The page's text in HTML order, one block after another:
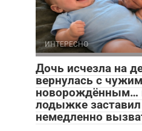
ИНТЕРЕСНО
Дочь исчезла на
вернулась с чужим
новорождённым…
лодыжке
немедленно